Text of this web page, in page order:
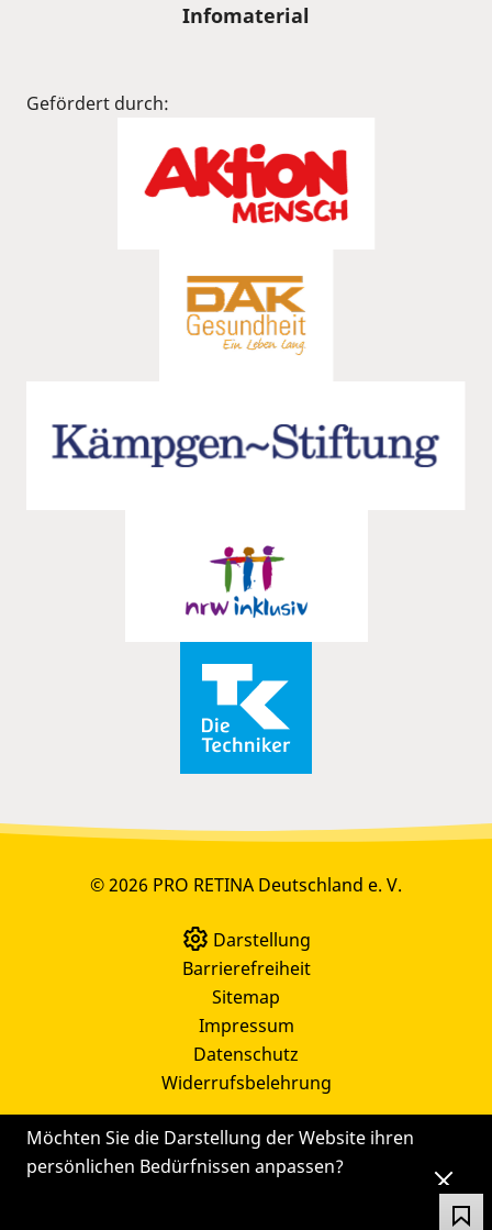
Möchten Sie die Darstellung der Website ihren
persönlichen Bedürfnissen anpassen?
Infomaterial
Gefördert durch:
© 2026 PRO RETINA Deutschland e. V.
Darstellung
Barrierefreiheit
Sitemap
Impressum
Datenschutz
Widerrufsbelehrung